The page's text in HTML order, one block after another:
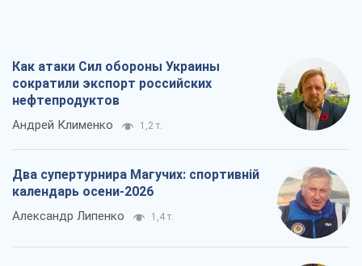
Как атаки Сил обороны Украины
сократили экспорт российских
нефтепродуктов
Андрей Клименко 1,2 т.
Два супертурнира Магучих: спортивній
календарь осени-2026
Александр Липенко 1,4 т.